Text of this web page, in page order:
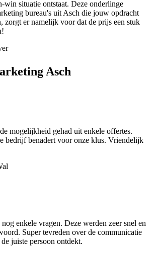
win situatie ontstaat. Deze onderlinge
bureau's uit Asch die jouw opdracht
zorgt er namelijk voor dat de prijs een stuk
Asch
mogelijkheid gehad uit enkele offertes.
bedrijf benadert voor onze klus. Vriendelijk
enkele vragen. Deze werden zeer snel en
Super tevreden over de communicatie
juiste persoon ontdekt.